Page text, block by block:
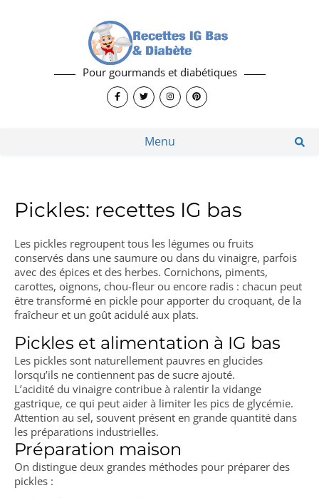
Pour gourmands et diabétiques
Menu
Pickles: recettes IG bas
Les pickles regroupent tous les légumes ou fruits
conservés dans une saumure ou dans du vinaigre, parfois
avec des épices et des herbes. Cornichons, piments,
carottes, oignons, chou-fleur ou encore radis : chacun peut
être transformé en pickle pour apporter du croquant, de la
fraîcheur et un goût acidulé aux plats.
Pickles et alimentation à IG bas
Les pickles sont naturellement pauvres en glucides
lorsqu’ils ne contiennent pas de sucre ajouté.
L’acidité du vinaigre contribue à ralentir la vidange
gastrique, ce qui peut aider à limiter les pics de glycémie.
Attention au sel, souvent présent en grande quantité dans
les préparations industrielles.
Préparation maison
On distingue deux grandes méthodes pour préparer des
pickles :